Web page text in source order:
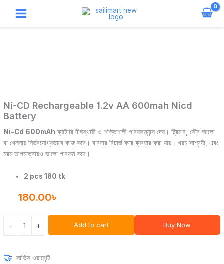
content
Ni-CD Rechargeable 1.2v AA 600mah Nicd
Battery
Ni-Cd 600mAh ব্যাটারি দীর্ঘস্থায়ী ও শক্তিশালী পারফরম্যান্স দেয়। ট্রিমার, সৌর আলো
বা খেলনায় নির্ভরযোগ্যভাবে কাজ করে। বারবার রিচার্জ করে ব্যবহার করা যায়। খরচ সাশ্রয়ী, এবং
চরম তাপমাত্রায়ও ভালো পারফর্ম করে।
2 pcs 180 tk
180.00৳
-
Battery
quantity
+ Add to cart Buy Now
🤝 সার্ভিস ওয়ারেন্টি